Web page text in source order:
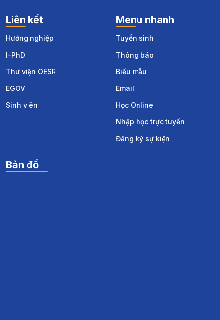
Liên kết
Hướng nghiệp
I-PhD
Thư viện OESR
EGOV
Sinh viên
Menu nhanh
Tuyển sinh
Thông báo
Biểu mẫu
Email
Học Online
Nhập học trực tuyến
Đăng ký sự kiện
Bản đồ